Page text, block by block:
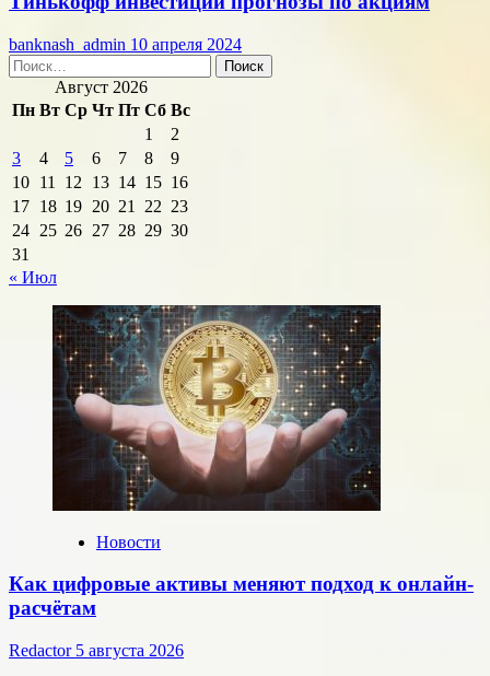
banknash_admin 10 апреля 2024
Найти:
Август 2026
Пн Вт Ср Чт Пт Сб Вс
1
2
3
4 5 6 7 8
9
10 11 12 13 14 15 16
17 18 19 20 21 22 23
24 25 26 27 28 29 30
31
« Июл
Новости
Как цифровые активы меняют подход к онлайн-
расчётам
Redactor 5 августа 2026